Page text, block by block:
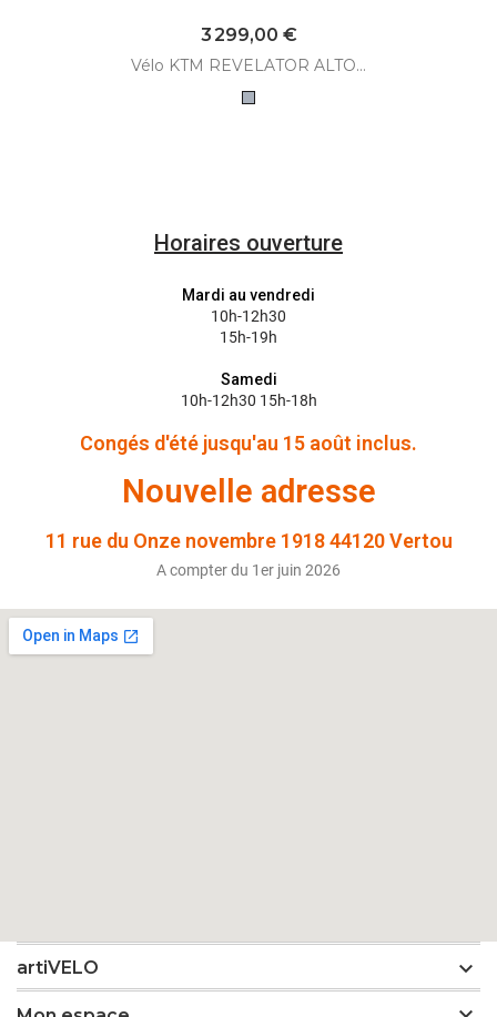
Prix
3 299,00 €
Vélo KTM REVELATOR ALTO...
Gris
Horaires ouverture
Mardi au vendredi
10h-12h30
15h-19h
Samedi
10h-12h30 15h-18h
Congés d'été jusqu'au 15 août inclus.
Nouvelle adresse
11 rue du Onze novembre 1918 44120 Vertou
A compter du 1er juin 2026
artiVELO 